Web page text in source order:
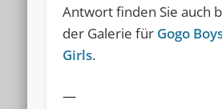
Antwort finden Sie auch
der Galerie für Gogo
Girls.
—